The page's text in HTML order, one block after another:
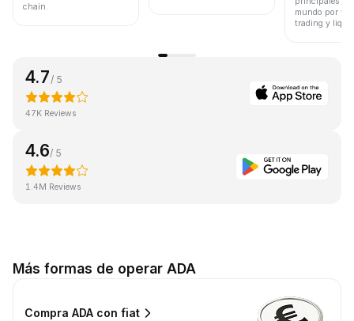
chain.
mundo por
trading y
4.7 / 5
47K Reviews
4.6/ 5
1.4M Reviews
Más formas de operar ADA
Compra ADA con fiat